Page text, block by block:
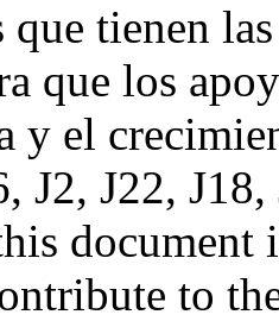
tienen
que los
y el
J2, J22,
document
to